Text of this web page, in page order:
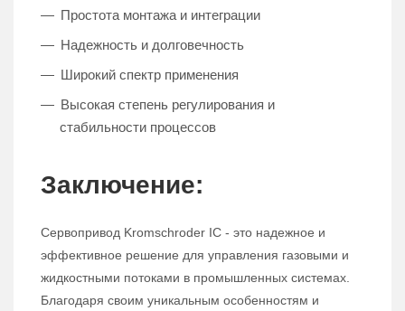
Простота монтажа и интеграции
Надежность и долговечность
Широкий спектр применения
Высокая степень регулирования и
стабильности процессов
Заключение:
Сервопривод Kromschroder IC - это надежное и
эффективное решение для управления газовыми и
жидкостными потоками в промышленных системах.
Благодаря своим уникальным особенностям и